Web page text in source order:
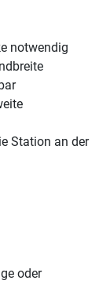
notwendig
Station an der
oder